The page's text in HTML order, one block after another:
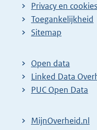
Privacy en cookies
Toegankelijkheid
Sitemap
Open data
Linked Data
PUC Open Data
MijnOverheid.nl